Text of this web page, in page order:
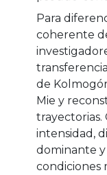
Para
coherente
de
Mie y
intensidad,
dominante y
condiciones